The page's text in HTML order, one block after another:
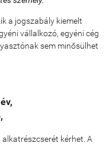
a jogszabály kiemelt
vállalkozó, egyéni cég
sem minősülhet
kérhet. A